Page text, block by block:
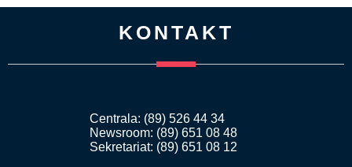
KONTAKT
Centrala: (89) 526 44 34
Newsroom: (89) 651 08 48
Sekretariat: (89) 651 08 12